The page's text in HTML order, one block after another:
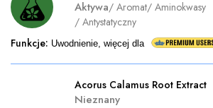
Aktywa/ Aromat/ Aminokwasy
/ Antystatyczny
Funkcje: Uwodnienie, więcej dla
Acorus Calamus Root Extract
Nieznany